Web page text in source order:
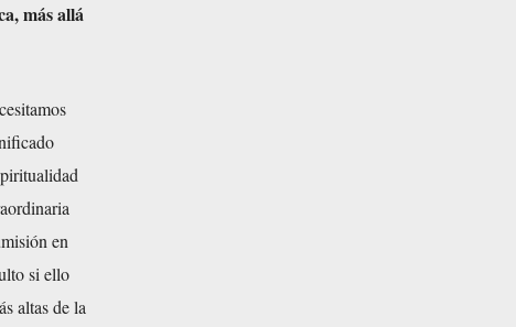
más allá
en
si ello
altas de la